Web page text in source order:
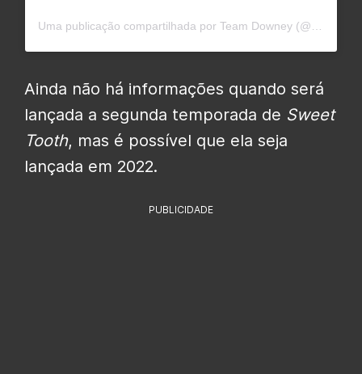
Ainda não há informações quando será
lançada a segunda temporada de Sweet
Tooth, mas é possível que ela seja
lançada em 2022.
PUBLICIDADE